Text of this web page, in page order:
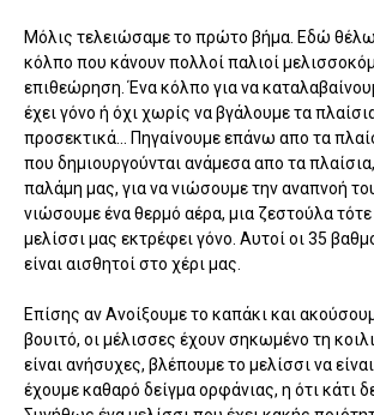
Μόλις τελειώσαμε το πρώτο βήμα. Εδώ
κόλπο που κάνουν πολλοί παλιοί
επιθεώρηση. Ένα κόλπο για να
έχει γόνο ή όχι χωρίς να βγάλουμε τα
προσεκτικά... Πηγαίνουμε επάνω απο τα
που δημιουργούνται ανάμεσα απο τα
παλάμη μας, για να νιώσουμε την αναπνοή
νιώσουμε ένα θερμό αέρα, μια ζεστούλα τότε
μελίσσι μας εκτρέφει γόνο. Αυτοί οι 35
είναι αισθητοί στο χέρι μας.
Επίσης αν Ανοίξουμε το καπάκι και
βουιτό, οι μέλισσες έχουν σηκωμένο τη
είναι ανήσυχες, βλέπουμε το μελίσσι να
έχουμε καθαρό δείγμα ορφάνιας, η ότι κάτι